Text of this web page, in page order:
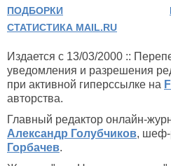
ПОДБОРКИ
СТАТИСТИКА MAIL.RU
Издается с 13/03/2000 ::
уведомления и разрешения
при активной гиперссылке на
авторства.
Главный редактор онлайн-
Александр Голубчиков, шеф-
Горбачев.